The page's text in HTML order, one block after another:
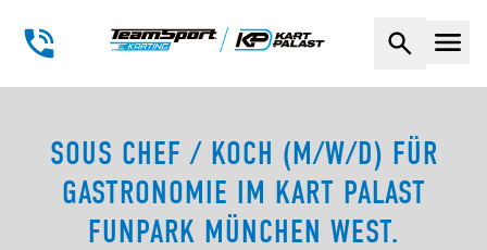
SOUS CHEF / KOCH (M/W/D) FÜR
GASTRONOMIE IM KART PALAST
FUNPARK MÜNCHEN WEST.